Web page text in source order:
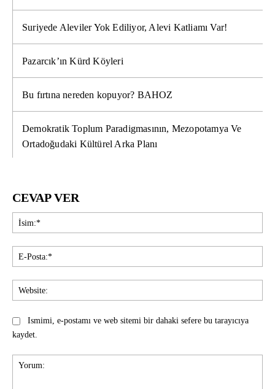
Suriyede Aleviler Yok Ediliyor, Alevi Katliamı Var!
Pazarcık’ın Kürd Köyleri
Bu fırtına nereden kopuyor? BAHOZ
Demokratik Toplum Paradigmasının, Mezopotamya Ve
Ortadoğudaki Kültürel Arka Planı
CEVAP VER
Ismimi, e-postamı ve web sitemi bir dahaki sefere bu tarayıcıya
kaydet.